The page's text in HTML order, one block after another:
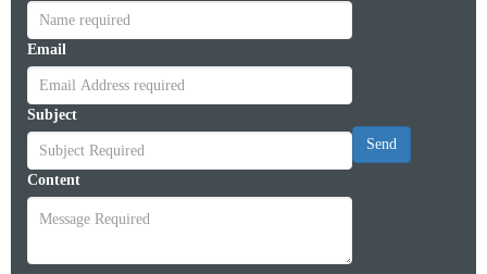
Email
Subject
Content
Send